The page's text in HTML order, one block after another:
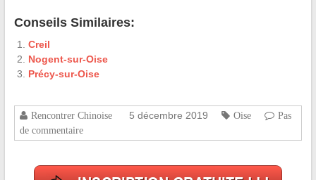
Conseils Similaires:
Creil
Nogent-sur-Oise
Précy-sur-Oise
Rencontrer Chinoise 5 décembre 2019 Oise
Pas
de commentaire